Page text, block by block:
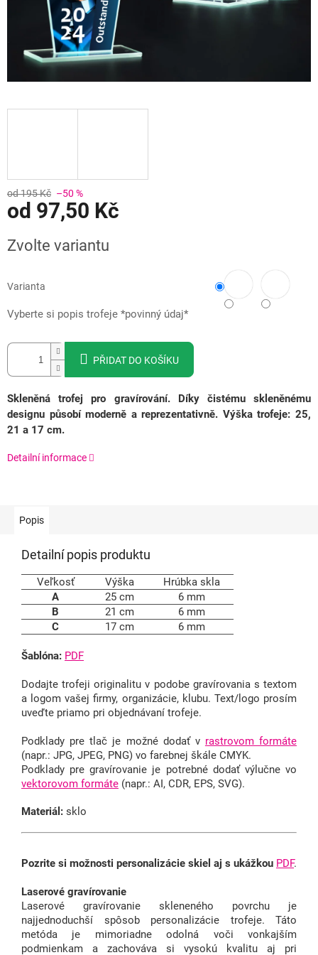
od 195 Kč –50 %
od 97,50 Kč
cena:
Zvolte variantu
Varianta
Vyberte si popis trofeje *povinný údaj*
PŘIDAT DO KOŠÍKU
Skleněná trofej pro gravírování. Díky čistému skleněnému
designu působí moderně a reprezentativně. Výška trofeje: 25,
21 a 17 cm.
Detailní informace
Popis
Detailní popis produktu
Veľkosť Výška
Hrúbka skla
A
25 cm
6 mm
B
21 cm
6 mm
C
17 cm 6 mm
Šablóna: PDF
Dodajte trofeji originalitu v podobe gravírovania s textom
a logom vašej firmy, organizácie, klubu. Text/logo prosím
uveďte priamo pri objednávaní trofeje.
Podklady pre tlač je možné dodať v rastrovom formáte
(napr.: JPG, JPEG, PNG) vo farebnej škále CMYK.
Podklady pre gravírovanie je potrebné dodať výlučne vo
vektorovom formáte (napr.: AI, CDR, EPS, SVG).
Materiál: sklo
Pozrite si možnosti personalizácie skiel aj s ukážkou PDF.
Laserové gravírovanie
Laserové gravírovanie skleneného povrchu je
najjednoduchší spôsob personalizácie trofeje. Táto
metóda je mimoriadne odolná voči vonkajším
podmienkam a zachováva si vysokú kvalitu aj pri